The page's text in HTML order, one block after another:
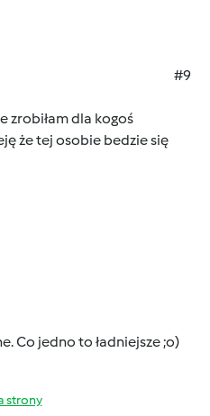
#9
zrobiłam dla kogoś
że tej osobie bedzie się
Co jedno to ładniejsze ;o)
strony